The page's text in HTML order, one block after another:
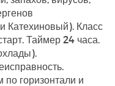
Катехиновый). Класс
Таймер 24 часа.
горизонтали и